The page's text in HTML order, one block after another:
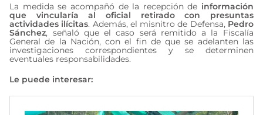
La medida se acompañó de la recepción de información
que vincularía al oficial retirado con presuntas
actividades ilícitas. Además, el misnitro de Defensa, Pedro
Sánchez, señaló que el caso será remitido a la Fiscalía
General de la Nación, con el fin de que se adelanten las
investigaciones correspondientes y se determinen
eventuales responsabilidades.
Le puede interesar: